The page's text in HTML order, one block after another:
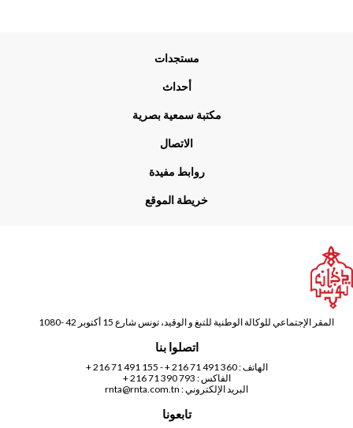
مستجدات
أحداث
مكتبة سمعية بصرية
الاتصال
روابط مفيدة
خريطة الموقع
المقر الإجتماعي للوكالة الوطنية للتبغ و الوقيد، تونس شارع 15 أكتوبر 42 -1080
اتصلوا بنا
الهاتف :360 491 71 216 +
-
155 491 71 216 +
الفاكس : 793 390 71 216 +
البريد الإلكتروني :rnta@rnta.com.tn
تابعونا